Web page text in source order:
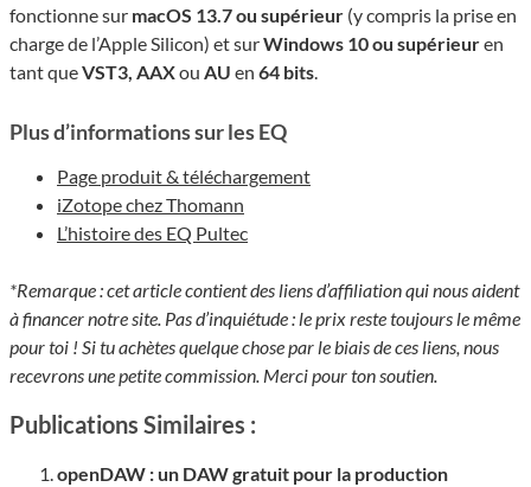
fonctionne sur macOS 13.7 ou supérieur (y compris la prise en
charge de l’Apple Silicon) et surWindows 10 ou supérieuren
tant queVST3, AAXou AU en 64 bits.
Plus d’informations sur les EQ
Page produit & téléchargement
iZotope chez Thomann
L’histoire des EQ Pultec
*Remarque : cet article contient des liens d’affiliation qui nous aident
à financer notre site. Pas d’inquiétude : le prix reste toujours le même
pour toi ! Si tu achètes quelque chose par le biais de ces liens, nous
recevrons une petite commission. Merci pour ton soutien.
Publications Similaires :
openDAW : un DAW gratuit pour la production